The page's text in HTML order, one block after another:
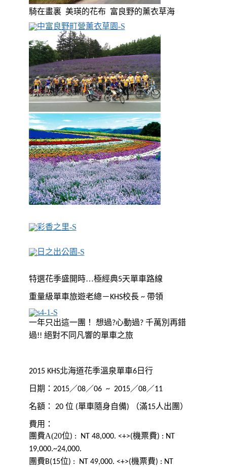
騎在畫裏 美瑛的花布 富良野的薰衣草海
特選花季盛開時…極經典5天單車路線
重量級單車旅遊老總－ KHS校長~ 帶領
一年只出這一團！ 想過?心動過? 千萬別再錯
過!! 絕對不同凡響的單車之旅
2015 KHS北海道花季溫泉單車6日行
日期： 2015／08／06 ~ 2015／08／11
名額： 20 位 (單車隨身自備) （滿15人出團）
費用：
團費A(20位) : NT 48,000. <+>(機票費) : NT
19,000.~24,000.
團費B(15位) : NT 49,000. <+>(機票費) : NT